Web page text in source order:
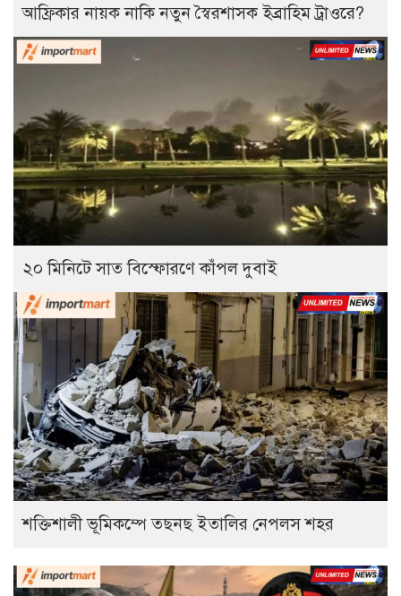
আফ্রিকার নায়ক নাকি নতুন স্বৈরশাসক ইব্রাহিম ট্রাওরে?
২০ মিনিটে সাত বিস্ফোরণে কাঁপল দুবাই
শক্তিশালী ভূমিকম্পে তছনছ ইতালির নেপলস শহর